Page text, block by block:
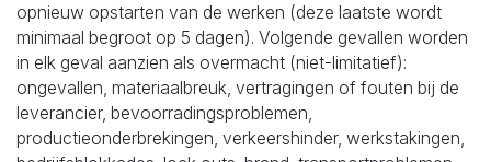
opnieuw opstarten van de werken (deze laatste wordt
minimaal begroot op 5 dagen). Volgende gevallen worden
in elk geval aanzien als overmacht (niet-limitatief):
ongevallen, materiaalbreuk, vertragingen of fouten bij de
leverancier, bevoorradingsproblemen,
productieonderbrekingen, verkeershinder, werkstakingen,